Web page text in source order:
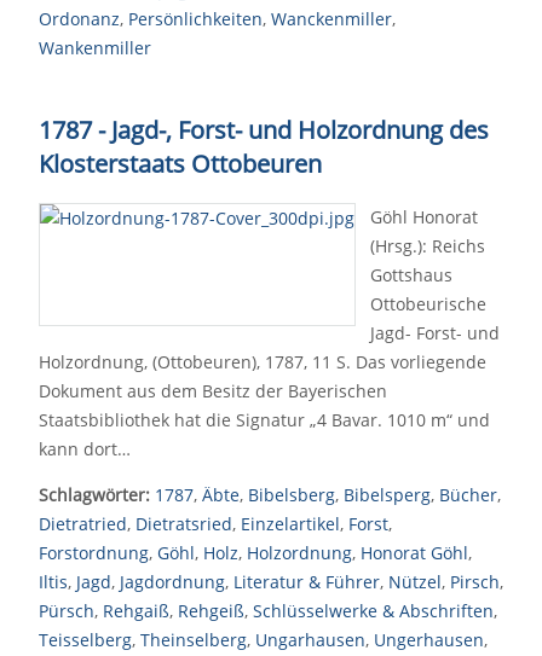
Ordonanz, Persönlichkeiten, Wanckenmiller,
Wankenmiller
1787 - Jagd-, Forst- und Holzordnung des
Klosterstaats Ottobeuren
Göhl Honorat
(Hrsg.): Reichs
Gottshaus
Ottobeurische
Jagd- Forst- und
Holzordnung, (Ottobeuren), 1787, 11 S. Das vorliegende
Dokument aus dem Besitz der Bayerischen
Staatsbibliothek hat die Signatur „4 Bavar. 1010 m“ und
kann dort…
Schlagwörter: 1787, Äbte, Bibelsberg, Bibelsperg, Bücher,
Dietratried, Dietratsried, Einzelartikel, Forst,
Forstordnung, Göhl, Holz, Holzordnung, Honorat Göhl,
Iltis, Jagd, Jagdordnung, Literatur & Führer, Nützel, Pirsch,
Pürsch, Rehgaiß, Rehgeiß, Schlüsselwerke & Abschriften,
Teisselberg, Theinselberg, Ungarhausen, Ungerhausen,